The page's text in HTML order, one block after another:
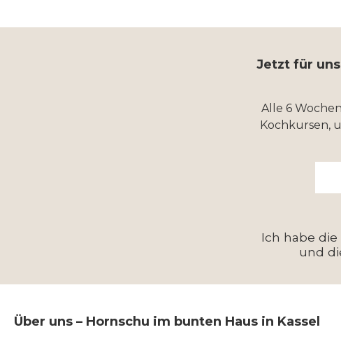
Jetzt für
Alle 6
Kochkursen,
Ich habe die
und
Über uns – Hornschu im bunten Haus in Kassel